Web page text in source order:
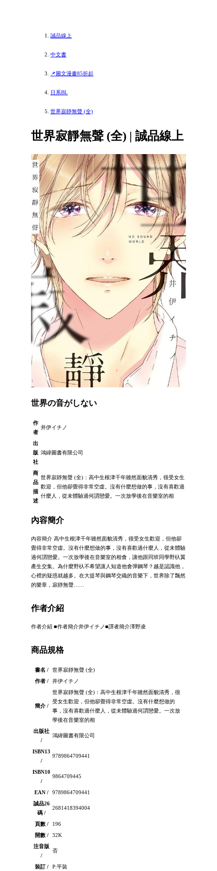
誠品線上
中文書
📌圖文漫畫85折起
日系BL
世界寂靜無聲 (全)
世界寂靜無聲 (全) | 誠品線上
世界の音がしない
作
者
井伊イチノ
出
版
社
鴻緯圖書有限公司
商
品
描
述
世界寂靜無聲 (全)：高中生根津千年雖然面貌清秀，很受女生
歡迎，但他卻覺得非常空虛。沒有什麼想做的事，沒有喜歡過
什麼人，從未體驗過何謂戀愛。一次放學後在音樂室的相
內容簡介
內容簡介 高中生根津千年雖然面貌清秀，很受女生歡迎，但他卻
覺得非常空虛。沒有什麼想做的事，沒有喜歡過什麼人，從未體驗
過何謂戀愛。一次放學後在音樂室的相會，讓他跟同班同學野杁翼
產生交集。為什麼野杁不希望讓人知道他會彈鋼琴？越是認識他，
心裡的疑惑就越多。在大提琴與鋼琴交織的音樂下，世界除了飄然
的樂章，寂靜無聲……
作者介紹
作者介紹 ■作者簡介井伊イチノ■譯者簡介澤野凌
商品規格
書名 /
世界寂靜無聲 (全)
作者 /
井伊イチノ
簡介 /
世界寂靜無聲 (全)：高中生根津千年雖然面貌清秀，很
受女生歡迎，但他卻覺得非常空虛。沒有什麼想做的
事，沒有喜歡過什麼人，從未體驗過何謂戀愛。一次放
學後在音樂室的相
出版社
/
鴻緯圖書有限公司
ISBN13
/
9789864709441
ISBN10
/
9864709445
EAN /
9789864709441
誠品26
碼 /
2681418394004
頁數 /
196
開數 /
32K
注音版
/
否
裝訂 / P:平裝